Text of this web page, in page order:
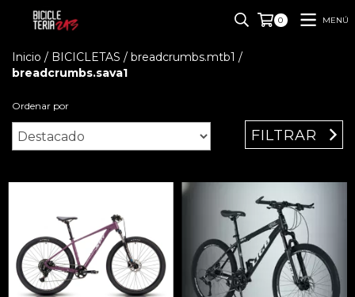
0 MENÚ
Inicio / BICICLETAS / breadcrumbs.mtb1 /
breadcrumbs.sava1
Ordenar por
FILTRAR